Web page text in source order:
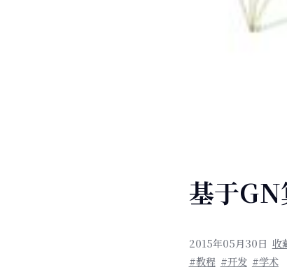
基于
2015年05月30日 收
#教程 #开发 #学术